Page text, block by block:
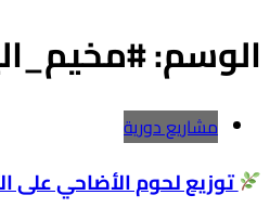
الوسم:
مشاريع دورية
توزيع لحوم الأضاحي على